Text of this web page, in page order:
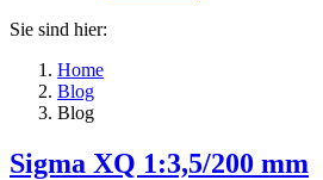
Sie sind hier:
Home
Blog
Blog
Sigma XQ 1:3,5/200 mm